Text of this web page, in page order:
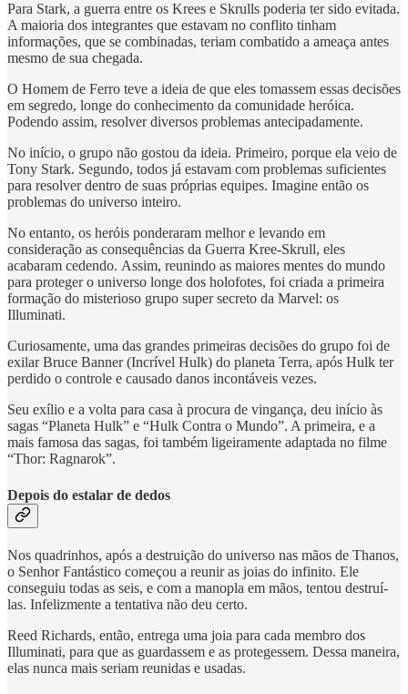
Para Stark, a guerra entre os Krees e Skrulls poderia ter sido evitada.
A maioria dos integrantes que estavam no conflito tinham
informações, que se combinadas, teriam combatido a ameaça antes
mesmo de sua chegada.
O Homem de Ferro teve a ideia de que eles tomassem essas decisões
em segredo, longe do conhecimento da comunidade heróica.
Podendo assim, resolver diversos problemas antecipadamente.
No início, o grupo não gostou da ideia. Primeiro, porque ela veio de
Tony Stark. Segundo, todos já estavam com problemas suficientes
para resolver dentro de suas próprias equipes. Imagine então os
problemas do universo inteiro.
No entanto, os heróis ponderaram melhor e levando em
consideração as consequências da Guerra Kree-Skrull, eles
acabaram cedendo. Assim, reunindo as maiores mentes do mundo
para proteger o universo longe dos holofotes, foi criada a primeira
formação do misterioso grupo super secreto da Marvel: os
Illuminati.
Curiosamente, uma das grandes primeiras decisões do grupo foi de
exilar Bruce Banner (Incrível Hulk) do planeta Terra, após Hulk ter
perdido o controle e causado danos incontáveis vezes.
Seu exílio e a volta para casa à procura de vingança, deu início às
sagas “Planeta Hulk” e “Hulk Contra o Mundo”. A primeira, e a
mais famosa das sagas, foi também ligeiramente adaptada no filme
“Thor: Ragnarok”.
Depois do estalar de dedos
Nos quadrinhos, após a destruição do universo nas mãos de Thanos,
o Senhor Fantástico começou a reunir as joias do infinito. Ele
conseguiu todas as seis, e com a manopla em mãos, tentou destruí-
las. Infelizmente a tentativa não deu certo.
Reed Richards, então, entrega uma joia para cada membro dos
Illuminati, para que as guardassem e as protegessem. Dessa maneira,
elas nunca mais seriam reunidas e usadas.